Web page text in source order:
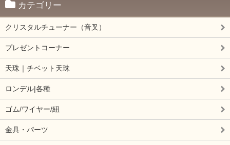
カテゴリー
クリスタルチューナー（音叉）
プレゼントコーナー
天珠｜チベット天珠
ロンデル|各種
ゴム/ワイヤー/紐
金具・パーツ